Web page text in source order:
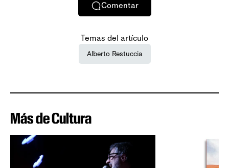
Comentar
Temas del artículo
Alberto Restuccia
Más de Cultura